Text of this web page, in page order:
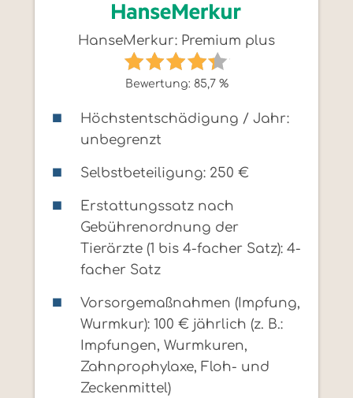
HanseMerkur: Premium plus
Bewertung: 85,7 %
Höchstentschädigung / Jahr:
unbegrenzt
Selbstbeteiligung: 250 €
Erstattungssatz nach
Gebührenordnung der
Tierärzte (1 bis 4-facher Satz): 4-
facher Satz
Vorsorgemaßnahmen (Impfung,
Wurmkur): 100 € jährlich (z. B.:
Impfungen, Wurmkuren,
Zahnprophylaxe, Floh- und
Zeckenmittel)